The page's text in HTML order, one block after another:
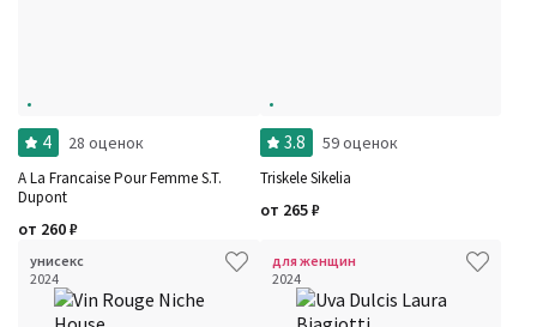
4 28 оценок
A La Francaise Pour Femme S.T.
Dupont
от 260₽
3.8 59 оценок
Triskele Sikelia
от 265₽
унисекс
2024
для женщин
2024